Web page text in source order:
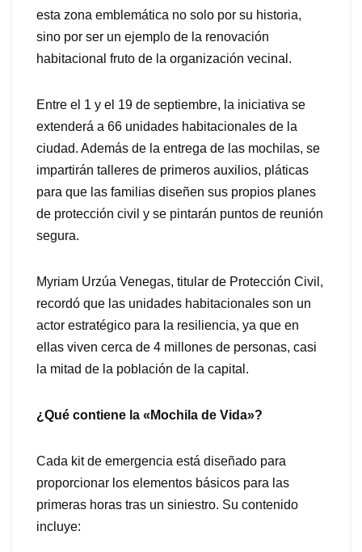
esta zona emblemática no solo por su historia,
sino por ser un ejemplo de la renovación
habitacional fruto de la organización vecinal.
Entre el 1 y el 19 de septiembre, la iniciativa se
extenderá a 66 unidades habitacionales de la
ciudad. Además de la entrega de las mochilas, se
impartirán talleres de primeros auxilios, pláticas
para que las familias diseñen sus propios planes
de protección civil y se pintarán puntos de reunión
segura.
Myriam Urzúa Venegas, titular de Protección Civil,
recordó que las unidades habitacionales son un
actor estratégico para la resiliencia, ya que en
ellas viven cerca de 4 millones de personas, casi
la mitad de la población de la capital.
¿Qué contiene la «Mochila de Vida»?
Cada kit de emergencia está diseñado para
proporcionar los elementos básicos para las
primeras horas tras un siniestro. Su contenido
incluye: